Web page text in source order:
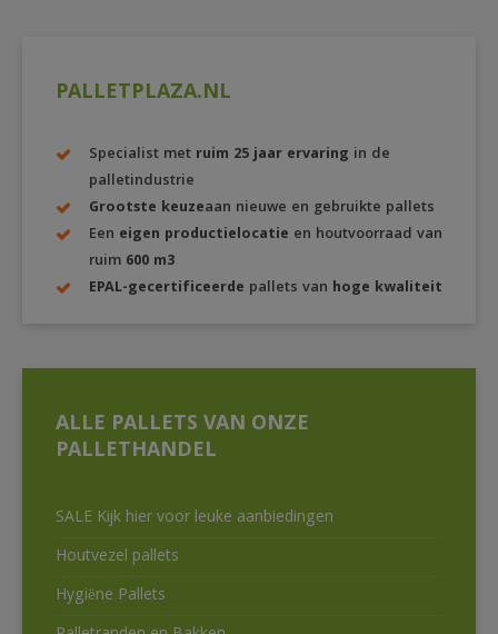
PALLETPLAZA.NL
Specialist met ruim 25 jaar ervaring in de
palletindustrie
Grootste keuzeaan nieuwe en gebruikte pallets
Een eigen productielocatie en houtvoorraad van
ruim 600 m3
EPAL-gecertificeerde pallets van hoge kwaliteit
ALLE PALLETS VAN ONZE
PALLETHANDEL
SALE Kijk hier voor leuke aanbiedingen
Houtvezel pallets
Hygiëne Pallets